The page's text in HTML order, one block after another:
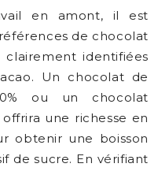
en amont, il est
de chocolat
identifiées
Un chocolat de
ou un chocolat
une richesse en
obtenir une boisson
de sucre. En vérifiant